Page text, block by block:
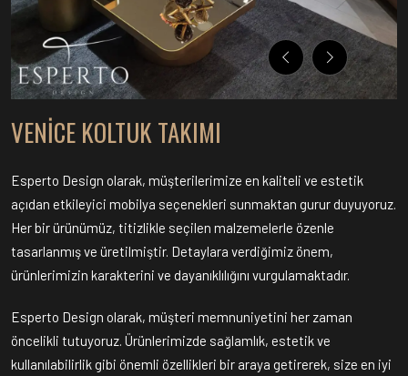
VENICE KOLTUK TAKIMI
Esperto Design olarak, müşterilerimize en kaliteli ve estetik
açıdan etkileyici mobilya seçenekleri sunmaktan gurur duyuyoruz.
Her bir ürünümüz, titizlikle seçilen malzemelerle özenle
tasarlanmış ve üretilmiştir. Detaylara verdiğimiz önem,
ürünlerimizin karakterini ve dayanıklılığını vurgulamaktadır.
Esperto Design olarak, müşteri memnuniyetini her zaman
öncelikli tutuyoruz. Ürünlerimizde sağlamlık, estetik ve
kullanılabilirlik gibi önemli özellikleri bir araya getirerek, size en iyi